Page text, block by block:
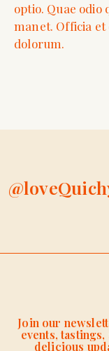
optio. Quae
manet. Officia
dolorum.
Join our
events,
delicious